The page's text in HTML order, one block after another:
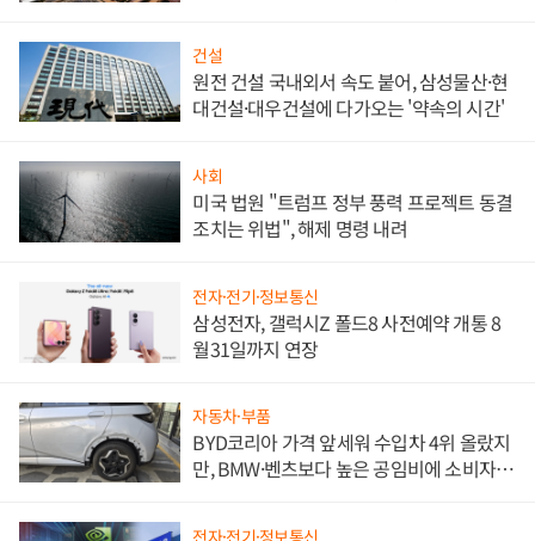
건설
원전 건설 국내외서 속도 붙어, 삼성물산·현
대건설·대우건설에 다가오는 '약속의 시간'
사회
미국 법원 "트럼프 정부 풍력 프로젝트 동결
조치는 위법", 해제 명령 내려
전자·전기·정보통신
삼성전자, 갤럭시Z 폴드8 사전예약 개통 8
월31일까지 연장
자동차·부품
BYD코리아 가격 앞세워 수입차 4위 올랐지
만, BMW·벤츠보다 높은 공임비에 소비자